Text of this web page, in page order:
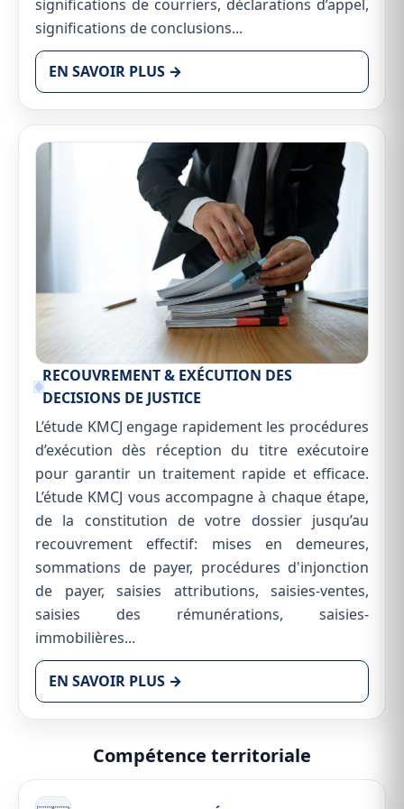
significations de courriers, déclarations d’appel,
significations de conclusions...
EN SAVOIR PLUS →
RECOUVREMENT & EXÉCUTION DES
DECISIONS DE JUSTICE
L’étude KMCJ engage rapidement les procédures
d’exécution dès réception du titre exécutoire
pour garantir un traitement rapide et efficace.
L’étude KMCJ vous accompagne à chaque étape,
de la constitution de votre dossier jusqu’au
recouvrement effectif: mises en demeures,
sommations de payer, procédures d'injonction
de payer, saisies attributions, saisies-ventes,
saisies des rémunérations, saisies-
immobilières...
EN SAVOIR PLUS →
Compétence territoriale